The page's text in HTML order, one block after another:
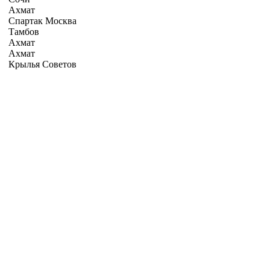
Ахмат
Спартак Москва
Тамбов
Ахмат
Ахмат
Крылья Советов